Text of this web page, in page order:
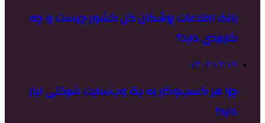
بانک اطلاعات پزشکان کل کشور چیست و چه
کاربردی دارد؟
۱۴۰۲/۱۲/۱۹
چرا هر کسب‌وکار به یک وب‌سایت شرکتی نیاز
دارد؟